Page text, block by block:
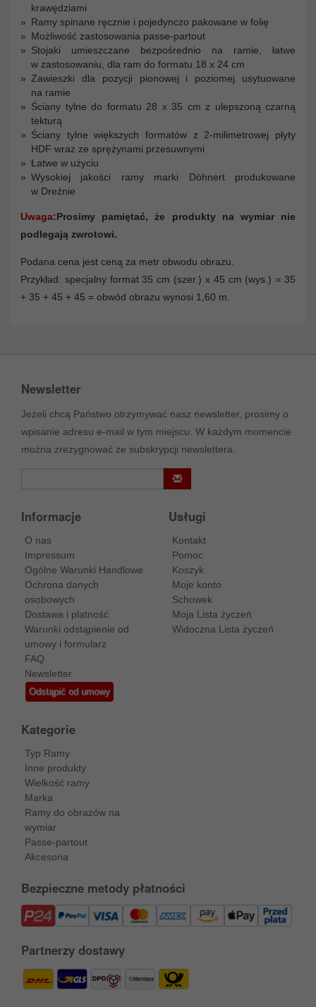
krawędziami
Ramy spinane ręcznie i pojedynczo pakowane w folię
Możliwość zastosowania passe-partout
Stojaki umieszczane bezpośrednio na ramie, łatwe
w zastosowaniu, dla ram do formatu 18 x 24 cm
Zawieszki dla pozycji pionowej i poziomej usytuowane
na ramie
Ściany tylne do formatu 28 x 35 cm z ulepszoną czarną
tekturą
Ściany tylne większych formatów z 2-milimetrowej płyty
HDF wraz ze sprężynami przesuwnymi
Łatwe w użyciu
Wysokiej jakości ramy marki Döhnert produkowane
w Dreźnie
Uwaga:Prosimy pamiętać, że produkty na wymiar nie
podlegają zwrotowi.
Podana cena jest ceną za metr obwodu obrazu.
Przykład: specjalny format 35 cm (szer.) x 45 cm (wys.) = 35
+ 35 + 45 + 45 = obwód obrazu wynosi 1,60 m.
Newsletter
Jeżeli chcą Państwo otrzymywać nasz newsletter, prosimy o
wpisanie adresu e-mail w tym miejscu. W każdym momencie
można zrezygnować ze subskrypcji newslettera.
Informacje
O nas
Impressum
Ogólne Warunki Handlowe
Ochrona danych
osobowych
Dostawa i platność
Warunki odstąpienie od
umowy i formularz
FAQ
Newsletter
Odstąpić od umowy
Usługi
Kontakt
Pomoc
Koszyk
Moje konto
Schowek
Moja Lista życzeń
Widoczna Lista życzeń
Kategorie
Typ Ramy
Inne produkty
Wielkość ramy
Marka
Ramy do obrazów na
wymiar
Passe-partout
Akcesoria
Bezpieczne metody płatności
Partnerzy dostawy